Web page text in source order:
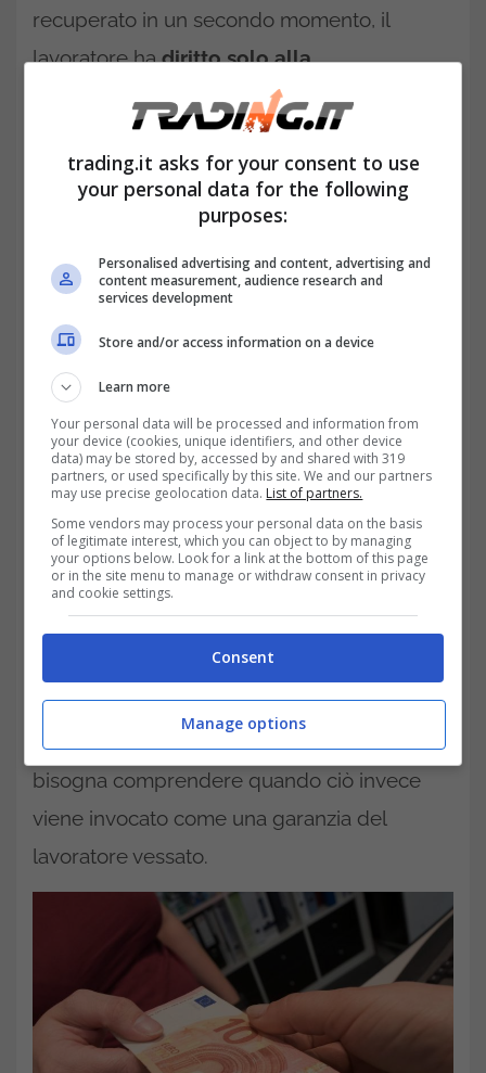
recuperato in un secondo momento, il
lavoratore hadiritto solo alla
maggiorazione economica prevista dal
CCNL per il festivo.E in questo caso il
disagio viene compensato dalla retribuzione
aggiuntiva e non si configura in un danno da
Tutela dei diritti del lavoratore,
lavorare di domenica dà diritto al
risarcimento
Dopo aver analizzarequando lavorare di
domenica non dà diritto al risarcimento,
bisogna comprendere quando ciò invece
viene invocato come una garanzia del
lavoratore vessato.
trading.it asks for your consent to use
your personal data for the following
purposes:
Personalised advertising and content, advertising and
content measurement, audience research and
services development
Store and/or access information on a device
Learn more
Your personal data will be processed and information from
your device (cookies, unique identifiers, and other device
data) may be stored by, accessed by and shared with 319
partners, or used specifically by this site. We and our partners
may use precise geolocation data. List of partners.
Some vendors may process your personal data on the basis
of legitimate interest, which you can object to by managing
your options below. Look for a link at the bottom of this page
or in the site menu to manage or withdraw consent in privacy
and cookie settings.
Consent
Manage options